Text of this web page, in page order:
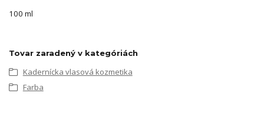
100 ml
Tovar zaradený v kategóriách
Kadernícka vlasová kozmetika
Farba